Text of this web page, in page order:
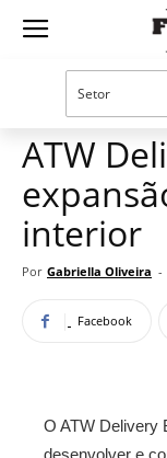
Guia
Mercado de franquias
ATW
interior
Por Gabriella Oliveira -
Facebook
O ATW Delivery
desenvolver e